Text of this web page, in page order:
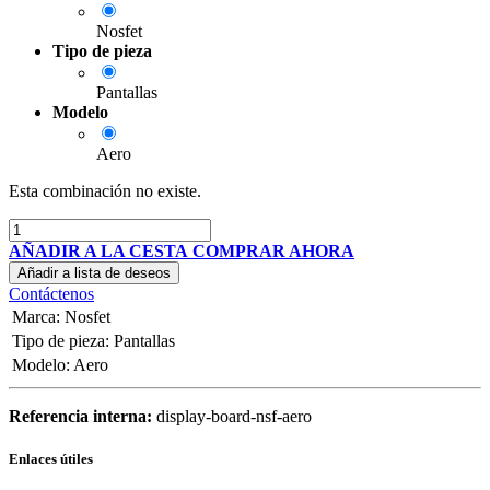
Nosfet
Tipo de pieza
Pantallas
Modelo
Aero
Esta combinación no existe.
AÑADIR A LA CESTA COMPRAR AHORA
Añadir a lista de deseos
Contáctenos
Marca: Nosfet
Tipo de pieza: Pantallas
Modelo: Aero
Referencia interna: display-board-nsf-aero
Enlaces útiles